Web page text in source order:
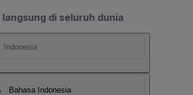
di seluruh dunia
Indonesia
Bahasa Indonesia